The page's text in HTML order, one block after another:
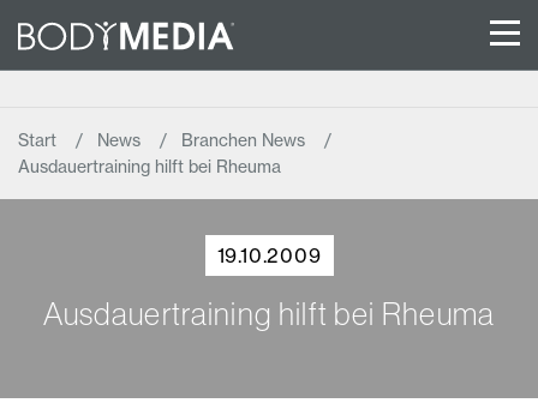
Start News
Branchen News
Ausdauertraining hilft bei Rheuma
19.10.2009
Ausdauertraining hilft bei Rheuma